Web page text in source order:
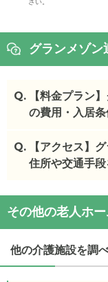
グランメゾ
Q.
【料金プラン
の費用・入居
グランメゾン迎
は次のとおりで
・月額費用が
・要介護度：自
Q.
【アクセス】
住所や交通手
グランメゾン迎
・住所：京都府
24
・最寄り駅：
その他の老人ホ
他の介護施設を調